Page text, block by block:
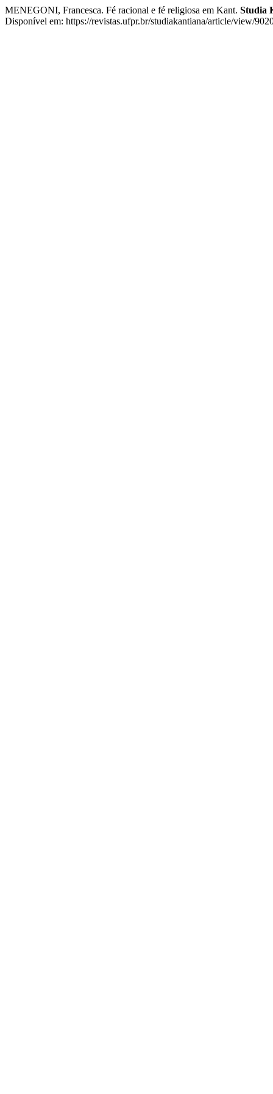
MENEGONI, Francesca. Fé racional e fé religiosa em Kant. Studia
Disponível em: https://revistas.ufpr.br/studiakantiana/article/view/